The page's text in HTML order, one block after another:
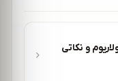
و نکاتی